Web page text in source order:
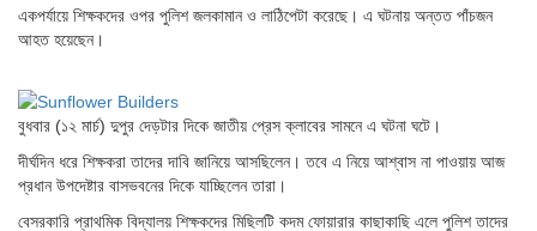
একপর্যায়ে শিক্ষকদের ওপর পুলিশ জলকামান ও লাঠিপেটা করেছে। এ ঘটনায় অন্তত পাঁচজন
আহত হয়েছেন।
বুধবার (১২ মার্চ) দুপুর দেড়টার দিকে জাতীয় প্রেস ক্লাবের সামনে এ ঘটনা ঘটে।
দীর্ঘদিন ধরে শিক্ষকরা তাদের দাবি জানিয়ে আসছিলেন। তবে এ নিয়ে আশ্বাস না পাওয়ায় আজ
প্রধান উপদেষ্টার বাসভবনের দিকে যাচ্ছিলেন তারা।
বেসরকারি প্রাথমিক বিদ্যালয় শিক্ষকদের মিছিলটি কদম ফোয়ারার কাছাকাছি এলে পুলিশ তাদের